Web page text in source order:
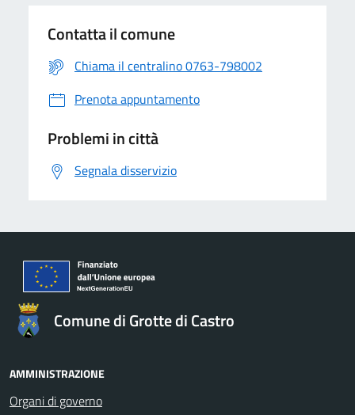
Contatta il comune
Chiama il centralino 0763-798002
Prenota appuntamento
Problemi in città
Segnala disservizio
Comune di Grotte di Castro
AMMINISTRAZIONE
Organi di governo